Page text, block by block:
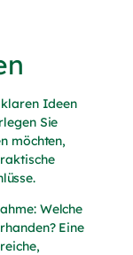
Ideen
Sie
möchten,
Welche
Eine